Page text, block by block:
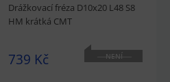
Drážkovací fréza D10x20 L48 S8
HM krátká CMT
739 Kč
NENÍ